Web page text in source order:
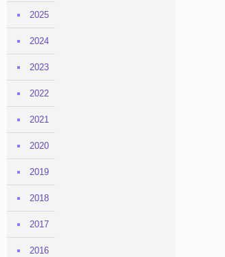
2025
2024
2023
2022
2021
2020
2019
2018
2017
2016